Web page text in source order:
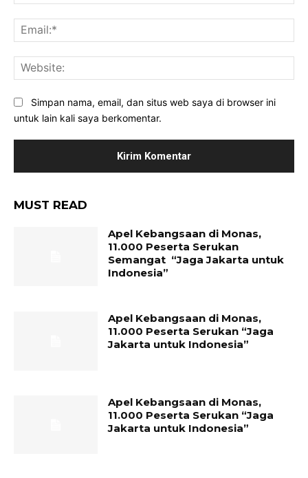
Simpan nama, email, dan situs web saya di browser ini
untuk lain kali saya berkomentar.
MUST READ
Apel Kebangsaan di Monas,
11.000 Peserta Serukan
Semangat “Jaga Jakarta untuk
Indonesia”
Apel Kebangsaan di Monas,
11.000 Peserta Serukan “Jaga
Jakarta untuk Indonesia”
Apel Kebangsaan di Monas,
11.000 Peserta Serukan “Jaga
Jakarta untuk Indonesia”